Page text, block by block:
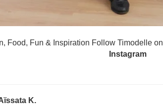
Food, Fun & Inspiration Follow Timodelle on
Instagram
K.